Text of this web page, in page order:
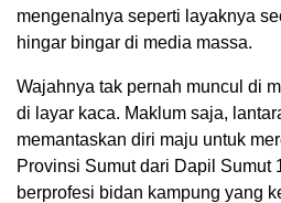
mengenalnya seperti layaknya
hingar bingar di media massa.
Wajahnya tak pernah muncul di
di layar kaca. Maklum saja,
memantaskan diri maju untuk
Provinsi Sumut dari Dapil Sumut
berprofesi bidan kampung yang